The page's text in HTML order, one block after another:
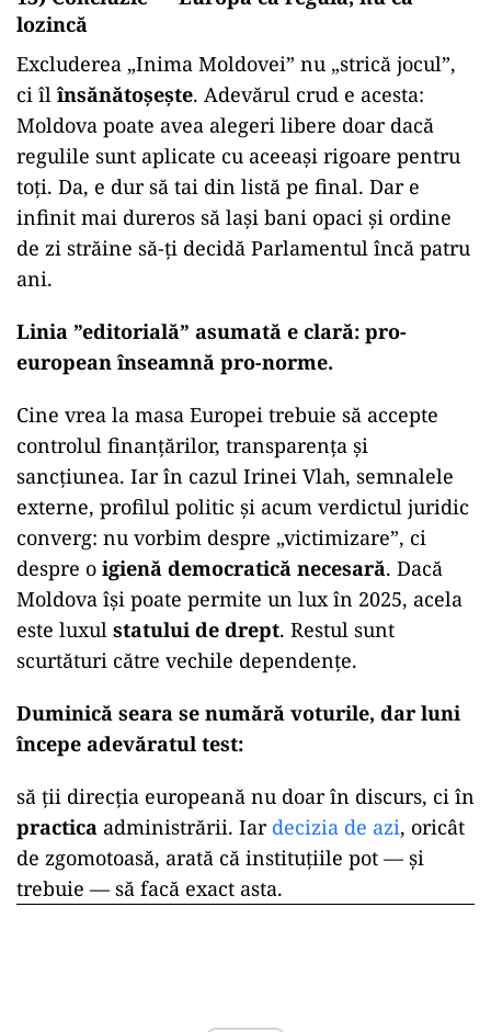
lozincă
Excluderea „Inima Moldovei” nu „strică jocul”,
ci îl însănătoșește. Adevărul crud e acesta:
Moldova poate avea alegeri libere doar dacă
regulile sunt aplicate cu aceeași rigoare pentru
toți. Da, e dur să tai din listă pe final. Dar e
infinit mai dureros să lași bani opaci și ordine
de zi străine să-ți decidă Parlamentul încă patru
ani.
Linia ”editorială” asumată e clară: pro-
european înseamnă pro-norme.
Cine vrea la masa Europei trebuie să accepte
controlul finanțărilor, transparența și
sancțiunea. Iar în cazul Irinei Vlah, semnalele
externe, profilul politic și acum verdictul juridic
converg: nu vorbim despre „victimizare”, ci
despre o igienă democratică necesară. Dacă
Moldova își poate permite un lux în 2025, acela
este luxul statului de drept. Restul sunt
scurtături către vechile dependențe.
Duminică seara se numără voturile, dar luni
începe adevăratul test:
să ții direcția europeană nu doar în discurs, ci în
practica administrării. Iar decizia de azi, oricât
de zgomotoasă, arată că instituțiile pot — și
trebuie — să facă exact asta.